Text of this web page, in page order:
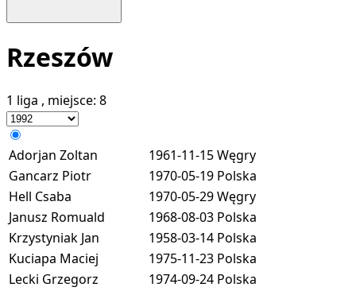
Rzeszów
1 liga , miejsce: 8
Adorjan Zoltan 1961-11-15Węgry
Gancarz Piotr
1970-05-19 Polska
Hell Csaba
1970-05-29Węgry
Janusz Romuald
1968-08-03 Polska
Krzystyniak Jan
1958-03-14 Polska
Kuciapa Maciej
1975-11-23 Polska
Lecki Grzegorz
1974-09-24 Polska